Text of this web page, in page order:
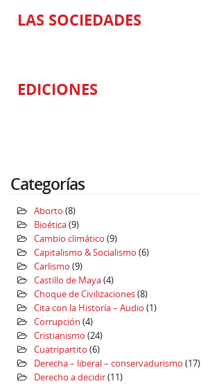
LAS SOCIEDADES
EDICIONES
Categorías
Aborto (8)
Bioética(9)
Cambio climático (9)
Capitalismo & Socialismo (6)
Carlismo (9)
Castillo de Maya(4)
Choque de Civilizaciones(8)
Cita con la Historía – Audio (1)
Corrupción (4)
Cristianismo (24)
Cuatripartito (6)
Derecha – liberal – conservadurismo (17)
Derecho a decidir(11)